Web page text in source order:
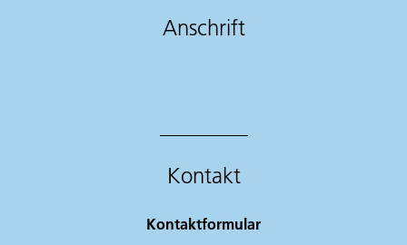
Anschrift
Kontakt
Kontaktformular